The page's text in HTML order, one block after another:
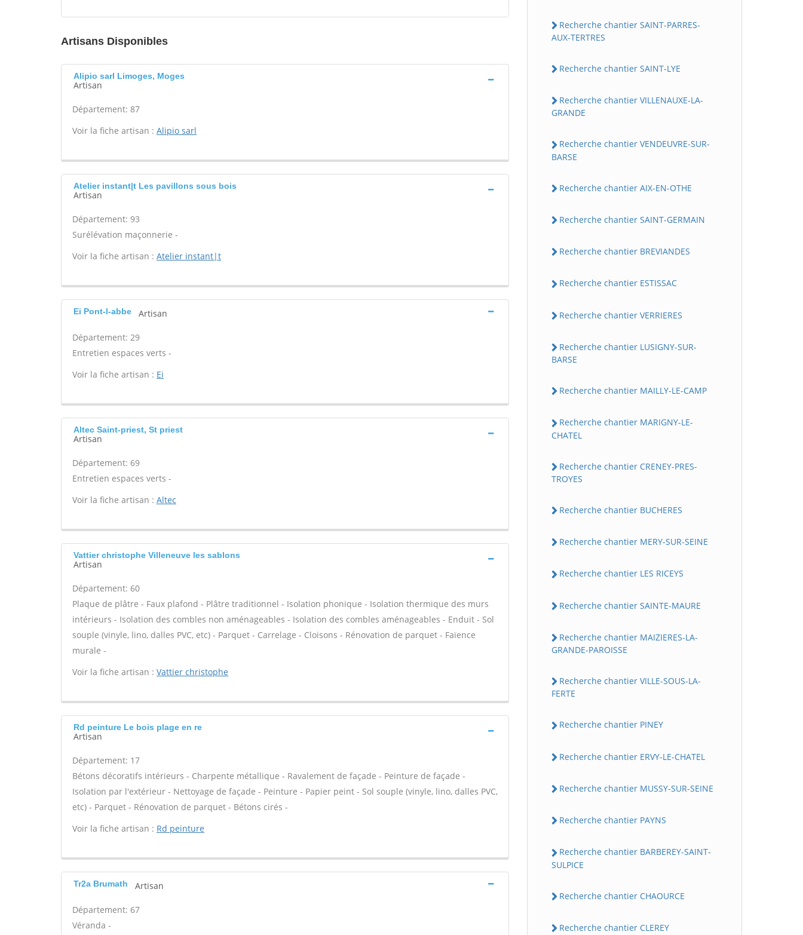
Artisans Disponibles
Alipio sarl Limoges, Moges
Artisan
Département: 87
Voir la fiche artisan : Alipio sarl
Atelier instant|t Les pavillons sous bois
Artisan
Département: 93
Surélévation maçonnerie -
Voir la fiche artisan : Atelier instant|t
Ei Pont-l-abbe Artisan
Département: 29
Entretien espaces verts -
Voir la fiche artisan : Ei
Altec Saint-priest, St priest
Artisan
Département: 69
Entretien espaces verts -
Voir la fiche artisan : Altec
Vattier christophe Villeneuve les sablons
Artisan
Département: 60
Plaque de plâtre - Faux plafond - Plâtre traditionnel - Isolation phonique - Isolation thermique des murs
intérieurs - Isolation des combles non aménageables - Isolation des combles aménageables - Enduit - Sol
souple (vinyle, lino, dalles PVC, etc) - Parquet - Carrelage - Cloisons - Rénovation de parquet - Faïence
murale -
Voir la fiche artisan : Vattier christophe
Rd peinture Le bois plage en re
Artisan
Département: 17
Bétons décoratifs intérieurs - Charpente métallique - Ravalement de façade - Peinture de façade -
Isolation par l'extérieur - Nettoyage de façade - Peinture - Papier peint - Sol souple (vinyle, lino, dalles PVC,
etc) - Parquet - Rénovation de parquet - Bétons cirés -
Voir la fiche artisan : Rd peinture
Tr2a Brumath Artisan
Département: 67
Véranda -
Recherche chantier SAINT-PARRES-
AUX-TERTRES
Recherche chantier SAINT-LYE
Recherche chantier VILLENAUXE-LA-
GRANDE
Recherche chantier VENDEUVRE-SUR-
BARSE
Recherche chantier AIX-EN-OTHE
Recherche chantier SAINT-GERMAIN
Recherche chantier BREVIANDES
Recherche chantier ESTISSAC
Recherche chantier VERRIERES
Recherche chantier LUSIGNY-SUR-
BARSE
Recherche chantier MAILLY-LE-CAMP
Recherche chantier MARIGNY-LE-
CHATEL
Recherche chantier CRENEY-PRES-
TROYES
Recherche chantier BUCHERES
Recherche chantier MERY-SUR-SEINE
Recherche chantier LES RICEYS
Recherche chantier SAINTE-MAURE
Recherche chantier MAIZIERES-LA-
GRANDE-PAROISSE
Recherche chantier VILLE-SOUS-LA-
FERTE
Recherche chantier PINEY
Recherche chantier ERVY-LE-CHATEL
Recherche chantier MUSSY-SUR-SEINE
Recherche chantier PAYNS
Recherche chantier BARBEREY-SAINT-
SULPICE
Recherche chantier CHAOURCE
Recherche chantier CLEREY